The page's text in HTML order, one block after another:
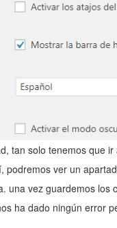
tan solo tenemos que
podremos ver un
una vez guardemos los
ha dado ningún error